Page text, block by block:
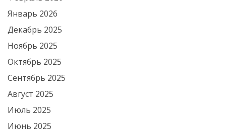
Январь 2026
Декабрь 2025
Ноябрь 2025
Октябрь 2025
Сентябрь 2025
Август 2025
Июль 2025
Июнь 2025